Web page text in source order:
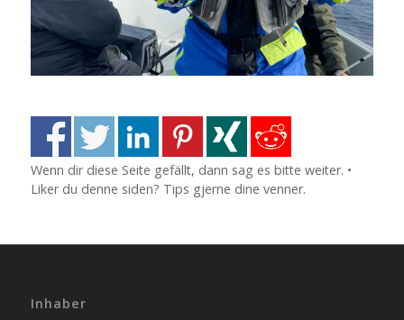
Wenn dir diese Seite gefällt, dann sag es bitte weiter. •
Liker du denne siden? Tips gjerne dine venner.
Inhaber